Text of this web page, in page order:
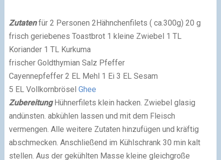
Zutaten für 2 Personen 2Hähnchenfilets ( ca.300g) 20 g
frisch geriebenes Toastbrot 1 kleine Zwiebel 1 TL
Koriander 1 TL Kurkuma
frischer Goldthymian Salz Pfeffer
Cayennepfeffer 2 EL Mehl 1 Ei 3 EL Sesam
5 EL Vollkornbrösel Ghee
Zubereitung Hühnerfilets klein hacken. Zwiebel glasig
andünsten. abkühlen lassen und mit dem Fleisch
vermengen. Alle weitere Zutaten hinzufügen und kräftig
abschmecken. Anschließend im Kühlschrank 30 min kalt
stellen. Aus der gekühlten Masse kleine gleichgroße